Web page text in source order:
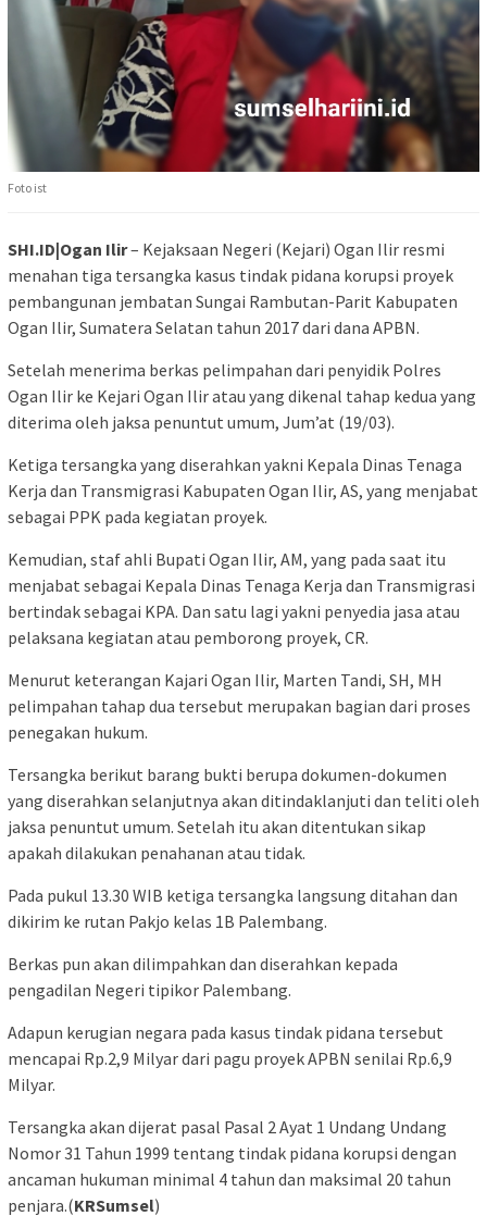
Foto ist
SHI.ID|Ogan Ilir– Kejaksaan Negeri (Kejari) Ogan Ilir resmi
menahan tiga tersangka kasus tindak pidana korupsi proyek
pembangunan jembatan Sungai Rambutan-Parit Kabupaten
Ogan Ilir, Sumatera Selatan tahun 2017 dari dana APBN.
Setelah menerima berkas pelimpahan dari penyidik Polres
Ogan Ilir ke Kejari Ogan Ilir atau yang dikenal tahap kedua yang
diterima oleh jaksa penuntut umum, Jum’at (19/03).
Ketiga tersangka yang diserahkan yakni Kepala Dinas Tenaga
Kerja dan Transmigrasi Kabupaten Ogan Ilir, AS, yang menjabat
sebagai PPK pada kegiatan proyek.
Kemudian, staf ahli Bupati Ogan Ilir, AM, yang pada saat itu
menjabat sebagai Kepala Dinas Tenaga Kerja dan Transmigrasi
bertindak sebagai KPA. Dan satu lagi yakni penyedia jasa atau
pelaksana kegiatan atau pemborong proyek, CR.
Menurut keterangan Kajari Ogan Ilir, Marten Tandi, SH, MH
pelimpahan tahap dua tersebut merupakan bagian dari proses
penegakan hukum.
Tersangka berikut barang bukti berupa dokumen-dokumen
yang diserahkan selanjutnya akan ditindaklanjuti dan teliti oleh
jaksa penuntut umum. Setelah itu akan ditentukan sikap
apakah dilakukan penahanan atau tidak.
Pada pukul 13.30 WIB ketiga tersangka langsung ditahan dan
dikirim ke rutan Pakjo kelas 1B Palembang.
Berkas pun akan dilimpahkan dan diserahkan kepada
pengadilan Negeri tipikor Palembang.
Adapun kerugian negara pada kasus tindak pidana tersebut
mencapai Rp.2,9 Milyar dari pagu proyek APBN senilai Rp.6,9
Milyar.
Tersangka akan dijerat pasal Pasal 2 Ayat 1 Undang Undang
Nomor 31 Tahun 1999 tentang tindak pidana korupsi dengan
ancaman hukuman minimal 4 tahun dan maksimal 20 tahun
penjara.(KRSumsel)